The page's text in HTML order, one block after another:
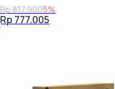
kondisi iklim tropis
konstruksi jembatan dan
super extra ramah
Rp 817.9005%
Rp 777.005